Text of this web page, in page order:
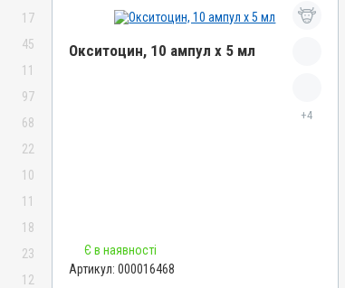
17
45
11
97
68
22
10
11
18
23
12
Окситоцин, 10 ампул х 5 мл
+4
АВ-01010-01-10
Є в наявності
Артикул: 000016468